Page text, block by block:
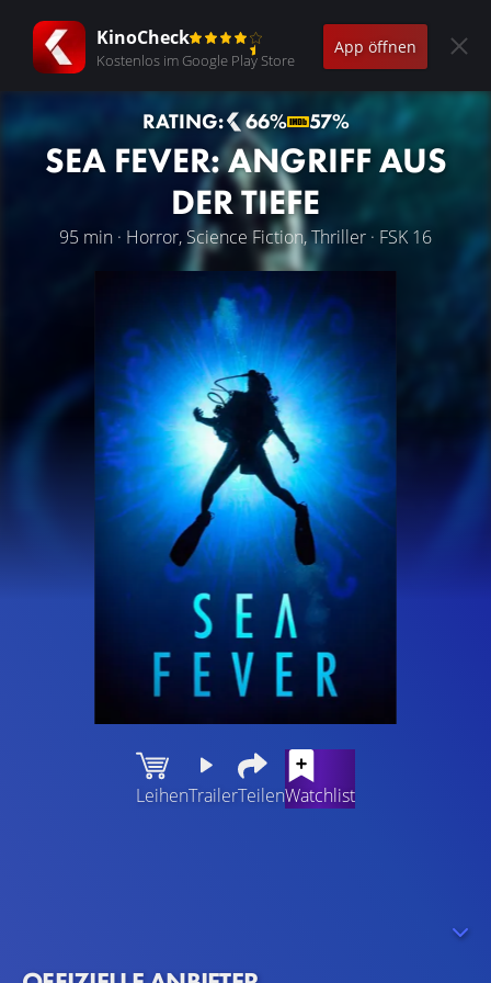
KinoCheck
Kostenlos im Google Play Store
App öffnen
RATING: 66% 57%
SEA FEVER: ANGRIFF AUS
DER TIEFE
95 min · Horror, Science Fiction, Thriller · FSK 16
LeihenTrailerTeilenWatchlist
Suche nach einem großen Fang steuern Kapitänin Freya